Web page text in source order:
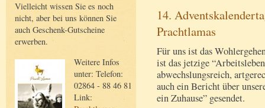
Vielleicht wissen Sie es noch
nicht, aber bei uns können Sie
auch Geschenk-Gutscheine
erwerben.
Weitere Infos
unter: Telefon:
02864 - 88 46 81
Link:
14.
Prachtlamas
Für uns ist das
ist das jetzige
abwechslungsreich,
auch ein Bericht über
ein Zuhause” gesendet.